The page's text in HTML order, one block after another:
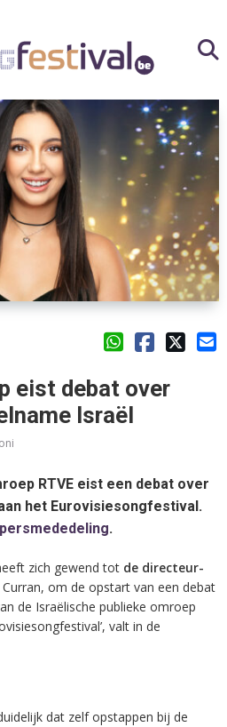
eist debat over
Israël
RTVE eist een debat over
het Eurovisiesongfestival.
persmededeling.
zich gewend tot de directeur-
om de opstart van een debat
de Israëlische publieke omroep
valt in de
dat zelf opstappen bij de